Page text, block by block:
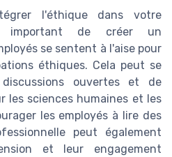
l'éthique dans votre
important de créer un
se sentent à l'aise pour
éthiques. Cela peut se
ouvertes et de
les sciences humaines et les
les employés à lire des
peut également
et leur engagement